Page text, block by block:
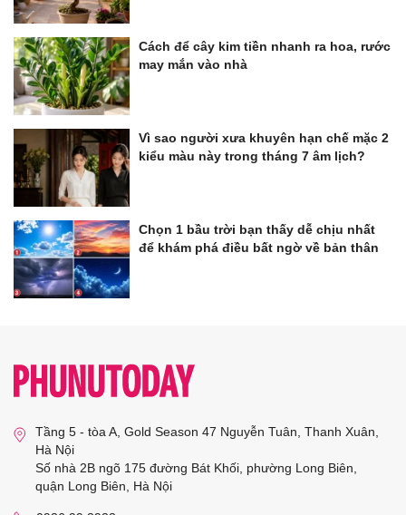
Cách để cây kim tiền nhanh ra hoa, rước
may mắn vào nhà
Vì sao người xưa khuyên hạn chế mặc 2
kiểu màu này trong tháng 7 âm lịch?
Chọn 1 bầu trời bạn thấy dễ chịu nhất
để khám phá điều bất ngờ về bản thân
Tầng 5 - tòa A, Gold Season 47 Nguyễn Tuân, Thanh Xuân,
Hà Nội
Số nhà 2B ngõ 175 đường Bát Khối, phường Long Biên,
quận Long Biên, Hà Nội